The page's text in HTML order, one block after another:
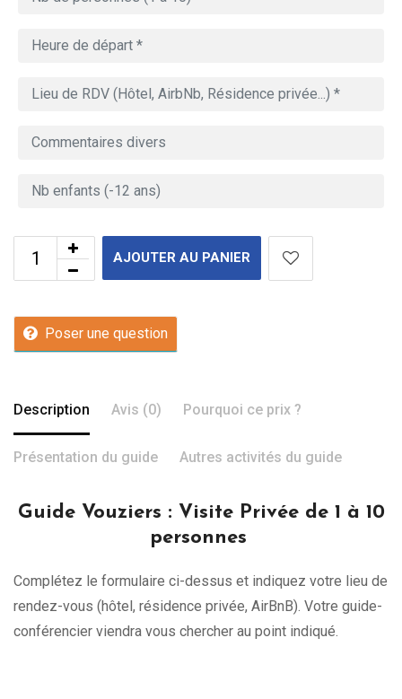
AJOUTER AU PANIER
Poser une question
Description Avis (0) Pourquoi ce prix ?
Présentation du guide Autres activités du guide
Guide Vouziers : Visite Privée de 1 à 10
personnes
Complétez le formulaire ci-dessus et indiquez votre lieu de
rendez-vous (hôtel, résidence privée, AirBnB). Votre guide-
conférencier viendra vous chercher au point indiqué.